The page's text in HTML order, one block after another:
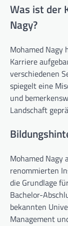
Was ist der
Nagy?
Mohamed
Karriere
verschiedenen
spiegelt eine
und
Landschaft
Mohamed Nagy
renommierten
die Grundlage
Bachelor-
bekannten
Management